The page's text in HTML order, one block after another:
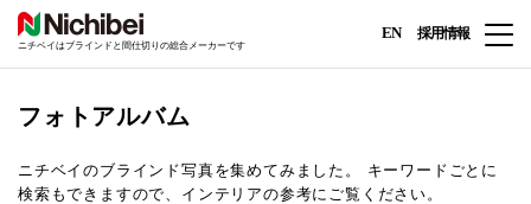
ニチベイはブラインドと間仕切りの総合メーカーです
EN 採用情報
フォトアルバム
ニチベイのブラインド写真を集めてみました。
キーワードごとに
検索もできますので、インテリアの参考にご覧ください。